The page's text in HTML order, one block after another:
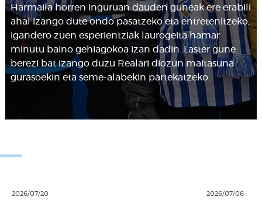
Harmaila horren inguruan dauden guneak ere erabili
ahal izango dute ondo pasatzeko eta entretenitzeko,
igandero zuen esperientziak laurogeita hamar
minutu baino gehiagokoa izan dadin. Laster gune
berezi bat izango duzu Realari diozun maitasuna
gurasoekin eta seme-alabekin partekatzeko.
2026/07/20 2026/07/06